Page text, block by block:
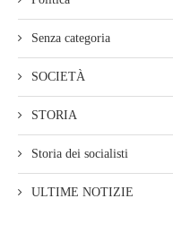
Senza categoria
SOCIETÀ
STORIA
Storia dei socialisti
ULTIME NOTIZIE